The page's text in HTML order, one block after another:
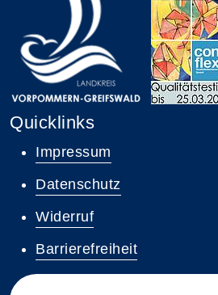
Quicklinks
Impressum
Datenschutz
Widerruf
Barrierefreiheit